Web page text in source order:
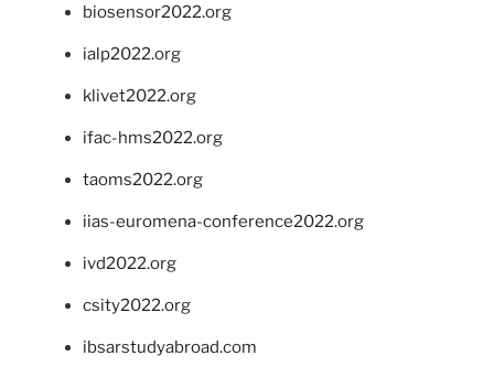
biosensor2022.org
ialp2022.org
klivet2022.org
ifac-hms2022.org
taoms2022.org
iias-euromena-conference2022.org
ivd2022.org
csity2022.org
ibsarstudyabroad.com